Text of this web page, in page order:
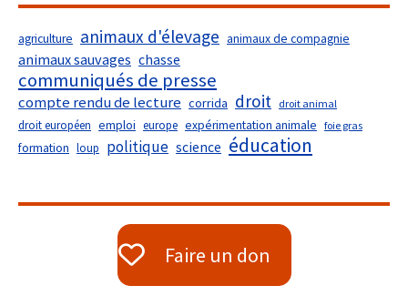
agriculture animaux d'élevage animaux de compagnie
animaux sauvages chasse
communiqués de presse
compte rendu de lecture corrida droit droit animal
droit européen emploi europe expérimentation animale foie gras
formation loup politique science éducation
Faire un don